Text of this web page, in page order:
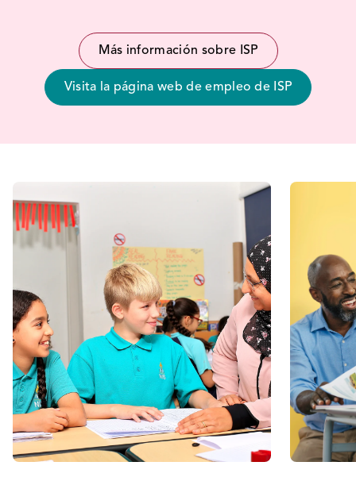
Más información sobre ISP
Visita la página web de empleo de ISP